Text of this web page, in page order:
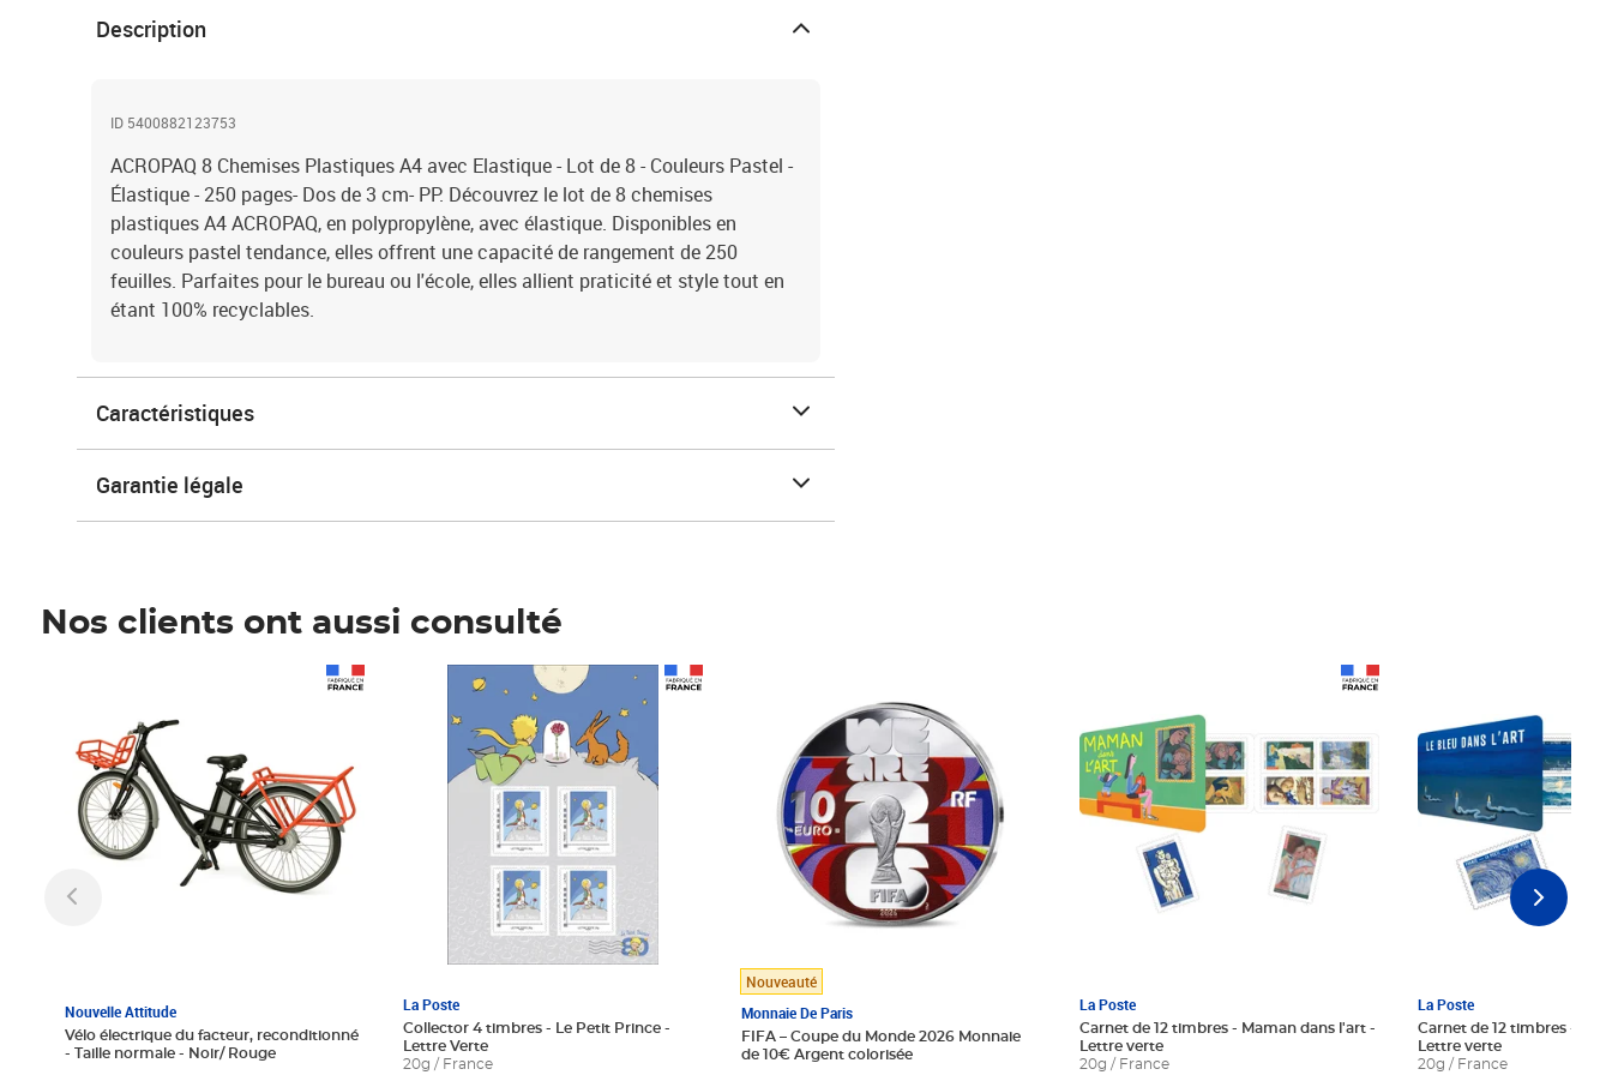
Description
ID 5400882123753
ACROPAQ 8 Chemises Plastiques A4 avec Elastique - Lot de 8 - Couleurs Pastel -
Élastique - 250 pages- Dos de 3 cm- PP. Découvrez le lot de 8 chemises
plastiques A4 ACROPAQ, en polypropylène, avec élastique. Disponibles en
couleurs pastel tendance, elles offrent une capacité de rangement de 250
feuilles. Parfaites pour le bureau ou l'école, elles allient praticité et style tout en
étant 100% recyclables.
Caractéristiques
Garantie légale
Nos clients ont aussi consulté
Nouvelle Attitude
Vélo électrique du facteur, reconditionné
- Taille normale - Noir/ Rouge
La Poste
Collector 4 timbres - Le Petit Prince -
Lettre Verte
20g / France
Prix 6,25€ HT
Nouveauté
Monnaie De Paris
FIFA – Coupe du Monde 2026 Monnaie
de 10€ Argent colorisée
La Poste
Carnet de 12 timbres - Maman dans l'art -
Lettre verte
20g / France
La Poste
Carnet de 12 timbres - Le
Lettre verte
20g / France